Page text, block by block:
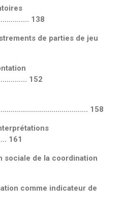
138
de parties de jeu
152
158
161
sociale de la coordination
comme indicateur de